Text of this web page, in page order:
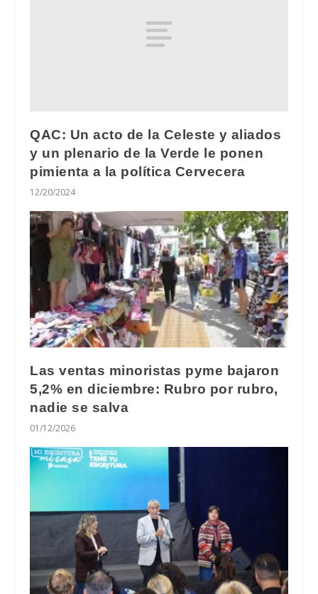
QAC: Un acto de la Celeste y aliados
y un plenario de la Verde le ponen
pimienta a la política Cervecera
12/20/2024
Las ventas minoristas pyme bajaron
5,2% en diciembre: Rubro por rubro,
nadie se salva
01/12/2026